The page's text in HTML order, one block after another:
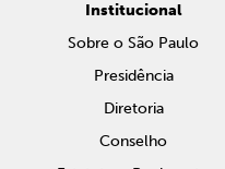
Institucional
Sobre o São Paulo
Presidência
Diretoria
Conselho